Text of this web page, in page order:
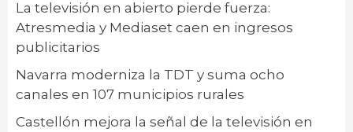
La televisión en abierto pierde fuerza:
Atresmedia y Mediaset caen en ingresos
publicitarios
Navarra moderniza la TDT y suma ocho
canales en 107 municipios rurales
Castellón mejora la señal de la televisión en